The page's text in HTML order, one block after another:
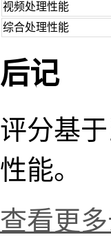
视频处理性能
综合处理性能
后记
评分基
性能。
查看更